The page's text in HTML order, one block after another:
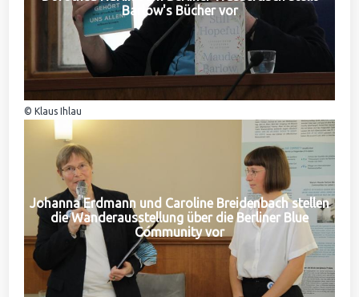
Barlow's Bücher vor
© Klaus Ihlau
Johanna Erdmann und Caroline Breidenbach stellen
die Wanderausstellung über die Berliner Blue
Community vor